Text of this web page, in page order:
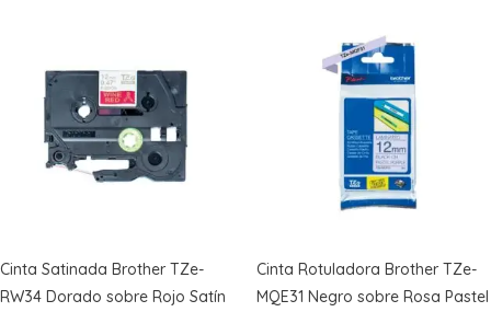
Cinta Satinada Brother TZe-
RW34 Dorado sobre Rojo Satín
Cinta Rotuladora Brother TZe-
MQE31 Negro sobre Rosa Pastel